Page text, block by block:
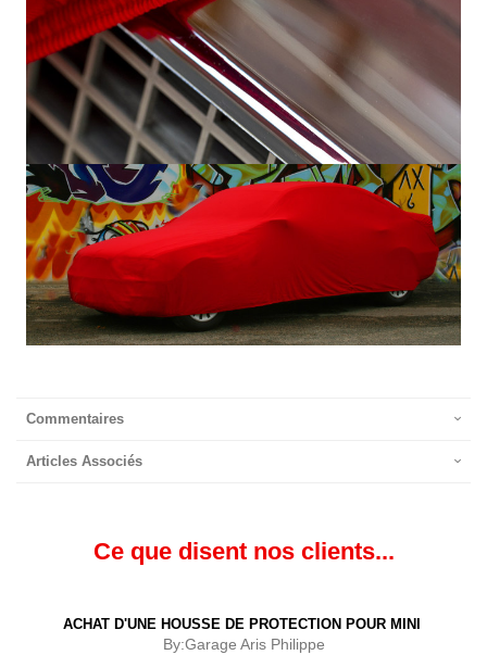
Commentaires
Articles Associés
Ce que disent nos clients...
ACHAT D'UNE HOUSSE DE PROTECTION POUR MINI
By:Garage Aris Philippe